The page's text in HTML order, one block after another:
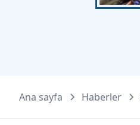
Ana sayfa Haberler